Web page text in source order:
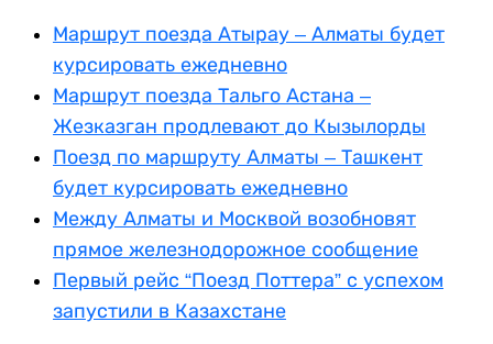
Маршрут поезда Атырау – Алматы будет
курсировать ежедневно
Маршрут поезда Тальго Астана –
Жезказган продлевают до Кызылорды
Поезд по маршруту Алматы – Ташкент
будет курсировать ежедневно
Между Алматы и Москвой возобновят
прямое железнодорожное сообщение
Первый рейс “Поезд Поттера” с успехом
запустили в Казахстане